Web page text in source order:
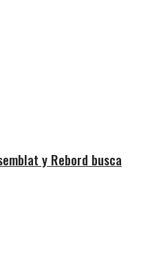
y Rebord busca